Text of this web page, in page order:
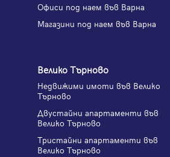
Офиси под наем във Варна
Магазини под наем във Варна
Велико Търново
Недвижими имоти във Велико
Търново
Двустайни апартаменти във
Велико Търново
Тристайни апартаменти във
Велико Търново